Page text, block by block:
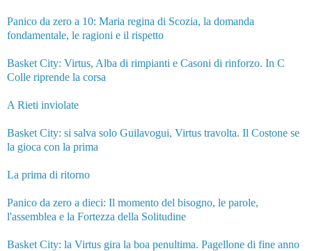
Panico da zero a 10: Maria regina di Scozia, la domanda
fondamentale, le ragioni e il rispetto
Basket City: Virtus, Alba di rimpianti e Casoni di rinforzo. In C
Colle riprende la corsa
A Rieti inviolate
Basket City: si salva solo Guilavogui, Virtus travolta. Il Costone se
la gioca con la prima
La prima di ritorno
Panico da zero a dieci: Il momento del bisogno, le parole,
l'assemblea e la Fortezza della Solitudine
Basket City: la Virtus gira la boa penultima. Pagellone di fine anno